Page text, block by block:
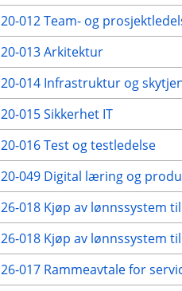
20-012 Team- og
20-013 Arkitektur
20-014 Infrastruktur og
20-015 Sikkerhet IT
20-016 Test og testledelse
20-049 Digital læring og
26-018 Kjøp av lønnssystem
26-018 Kjøp av lønnssystem
26-017 Rammeavtale for